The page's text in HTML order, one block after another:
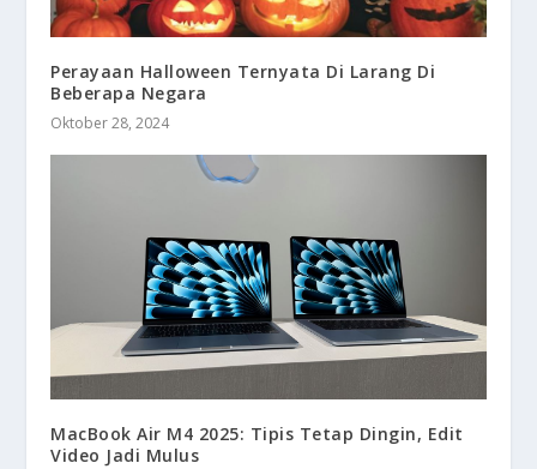
Perayaan Halloween Ternyata Di Larang Di
Beberapa Negara
Oktober 28, 2024
MacBook Air M4 2025: Tipis Tetap Dingin, Edit
Video Jadi Mulus